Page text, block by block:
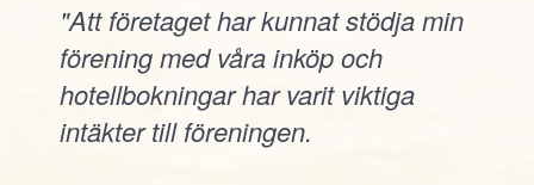
"Att företaget har kunnat stödja min
förening med våra inköp och
hotellbokningar har varit viktiga
intäkter till föreningen.